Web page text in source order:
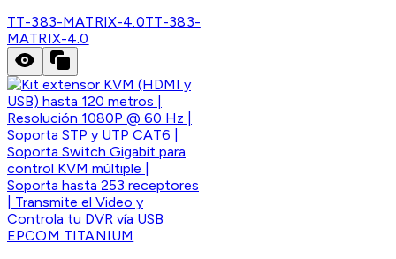
TT-383-MATRIX-4.0TT-383-
MATRIX-4.0
EPCOM TITANIUM